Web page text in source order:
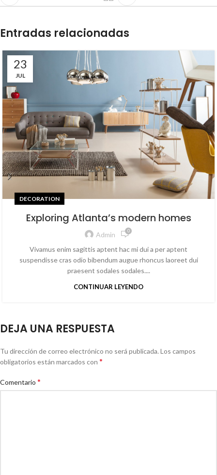
Entradas relacionadas
23
JUL
DECORATION
Exploring Atlanta’s modern homes
Admin 0
Vivamus enim sagittis aptent hac mi dui a per aptent
suspendisse cras odio bibendum augue rhoncus laoreet dui
praesent sodales sodales....
CONTINUAR LEYENDO
DEJA UNA RESPUESTA
Tu dirección de correo electrónico no será publicada. Los campos
obligatorios están marcados con *
Comentario *